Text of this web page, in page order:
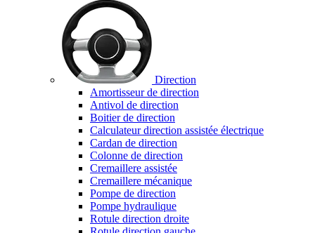
Direction
Amortisseur de direction
Antivol de direction
Boitier de direction
Calculateur direction assistée électrique
Cardan de direction
Colonne de direction
Cremaillere assistée
Cremaillere mécanique
Pompe de direction
Pompe hydraulique
Rotule direction droite